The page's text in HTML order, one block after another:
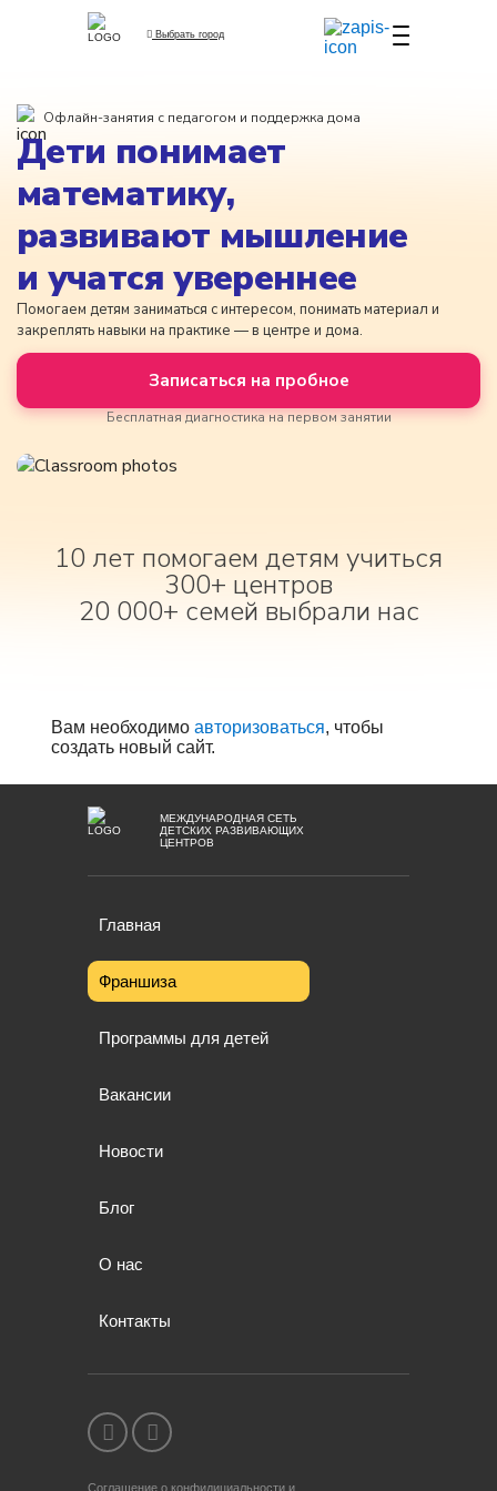
Выбрать город
Офлайн-занятия с педагогом и поддержка дома
Дети понимает
математику,
развивают мышление
и учатся увереннее
Помогаем детям заниматься с интересом, понимать материал и
закреплять навыки на практике — в центре и дома.
Записаться на пробное
Бесплатная диагностика на первом занятии
10 лет помогаем детям учиться
300+ центров
20 000+ семей выбрали нас
Вам необходимоавторизоваться, чтобы
создать новый сайт.
МЕЖДУНАРОДНАЯ СЕТЬ
ДЕТСКИХ РАЗВИВАЮЩИХ
ЦЕНТРОВ
Главная
Франшиза
Программы для детей
Вакансии
Новости
Блог
О нас
Контакты
Соглашение о конфидициальности и